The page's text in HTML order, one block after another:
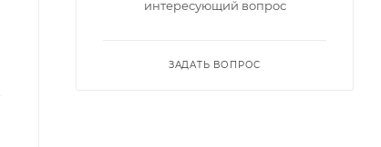
интересующий вопрос
ЗАДАТЬ ВОПРОС